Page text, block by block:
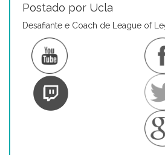
Postado por Ucla
Desafiante e Coach de League of